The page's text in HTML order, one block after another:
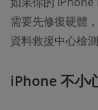
需要先修復硬體
資料救援中心檢
iPhone 不小